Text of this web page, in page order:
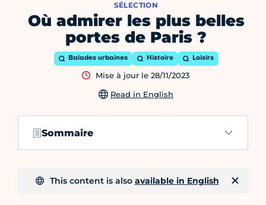
Où admirer les plus belles
portes de Paris ?
SÉLECTION
Balades urbaines Histoire Loisirs
Mise à jour le 28/11/2023
Read in English
Sommaire
This content is also available in English